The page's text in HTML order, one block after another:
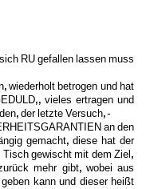
RU gefallen lassen muss
wiederholt betrogen und hat
vieles ertragen und
der letzte Versuch, -
an den
gemacht, diese hat der
gewischt mit dem Ziel,
mehr gibt, wobei aus
kann und dieser heißt